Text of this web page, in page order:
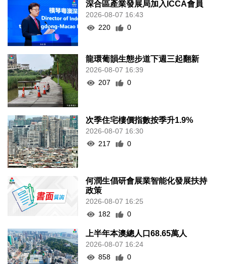
深合區產業發展局加入ICCA會員
2026-08-07 16:43
220
0
龍環葡韻生態步道下週三起翻新
2026-08-07 16:39
207
0
次季住宅樓價指數按季升1.9%
2026-08-07 16:30
217
0
何潤生倡研會展業智能化發展扶持
政策
2026-08-07 16:25
182
0
上半年本澳總人口68.65萬人
2026-08-07 16:24
858
0